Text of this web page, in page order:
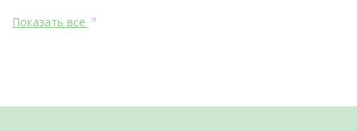
Показать все